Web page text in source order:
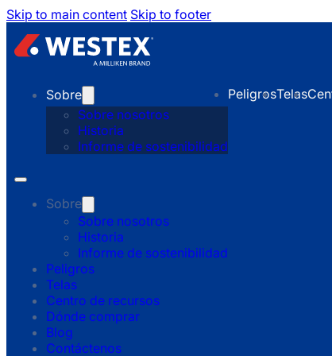
Skip to main content Skip to footer
Sobre
Sobre nosotros
Historia
Informe de sostenibilidad
PeligrosTelas
Sobre
Sobre nosotros
Historia
Informe de sostenibilidad
Peligros
Telas
Centro de recursos
Dónde comprar
Blog
Contáctenos